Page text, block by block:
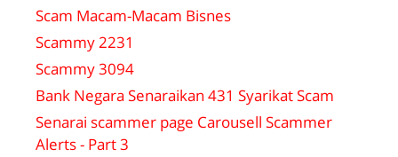
Scam Macam-Macam Bisnes
Scammy 2231
Scammy 3094
Bank Negara Senaraikan 431 Syarikat Scam
Senarai scammer page Carousell Scammer
Alerts - Part 3